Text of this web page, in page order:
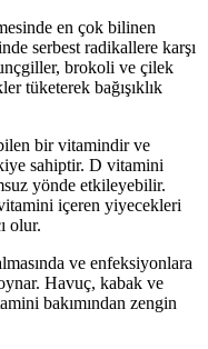
en çok bilinen
serbest radikallere karşı
brokoli ve çilek
tüketerek bağışıklık
bir vitamindir ve
sahiptir. D vitamini
yönde etkileyebilir.
içeren yiyecekleri
olur.
ve enfeksiyonlara
Havuç, kabak ve
bakımından zengin